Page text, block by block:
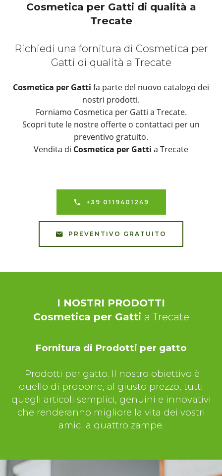
Cosmetica per Gatti di qualità a
Trecate
Richiedi una fornitura di Cosmetica per
Gatti di qualità a Trecate
Cosmetica per Gatti fa parte del nuovo catalogo dei
nostri prodotti.
Forniamo Cosmetica per Gatti a Trecate.
Scopri tute le nostre offerte o contattaci per un
preventivo gratuito.
Vendita di Cosmetica per Gatti a Trecate
+39 0119401249
PREVENTIVO GRATUITO
I NOSTRI PRODOTTI
Cosmetica per Gatti a Trecate
Fornitura di Prodotti per gatto
Prodotti per gatto. Il nostro obiettivo è
quello di proporre, al giusto prezzo, tutti
quegli articoli semplici, genuini e innovativi
che renderanno migliore la vita dei vostri
amici a quattro zampe.